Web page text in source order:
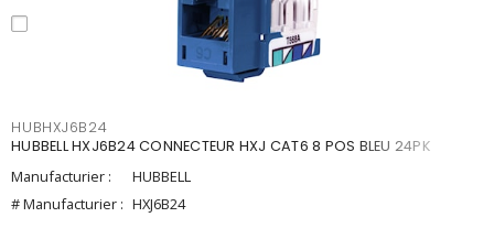
HUBHXJ6B24
HUBBELL HXJ6B24 CONNECTEUR HXJ CAT6 8 POS BLEU 24PK
Manufacturier :
HUBBELL
# Manufacturier : HXJ6B24